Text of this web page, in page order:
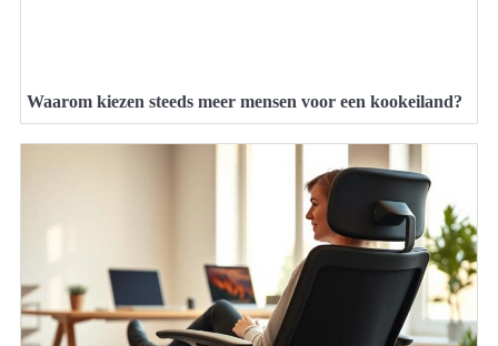
Waarom kiezen steeds meer mensen voor een kookeiland?